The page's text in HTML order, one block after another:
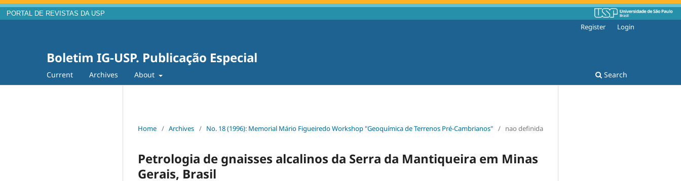
PORTAL DE REVISTAS DA USP
Boletim IG-USP. Publicação Especial
Current Archives About Search
Register Login
Home / Archives / No. 18 (1996): Memorial Mário Figueiredo Workshop "Geoquímica de Terrenos Pré-Cambrianos" / nao definida
Petrologia de gnaisses alcalinos da Serra da Mantiqueira em Minas
Gerais, Brasil